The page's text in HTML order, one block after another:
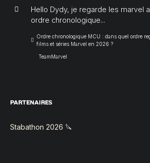
Hello Dydy, je regarde les marvel
ordre chronologique...
Ordre chronologique MCU : dans quel ordre
films et séries Marvel en 2026 ?
TeamMarvel
PARTENAIRES
Stabathon 2026 🔪